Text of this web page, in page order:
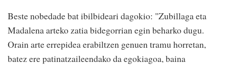
Beste nobedade bat ibilbideari dagokio: "Zubillaga eta
Madalena arteko zatia bidegorrian egin beharko dugu.
Orain arte errepidea erabiltzen genuen tramu horretan,
batez ere patinatzaileendako da egokiagoa, baina